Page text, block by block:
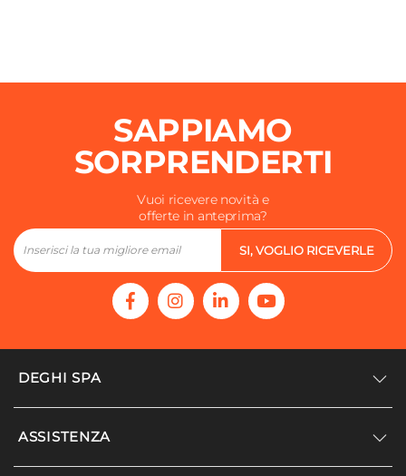
SAPPIAMO
SORPRENDERTI
Vuoi ricevere novità e
offerte in anteprima?
SI, VOGLIO RICEVERLE
DEGHI SPA
Accedi/Registrati
ASSISTENZA